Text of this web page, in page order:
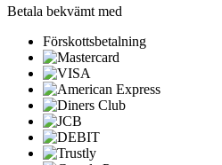
Betala bekvämt med
Förskottsbetalning